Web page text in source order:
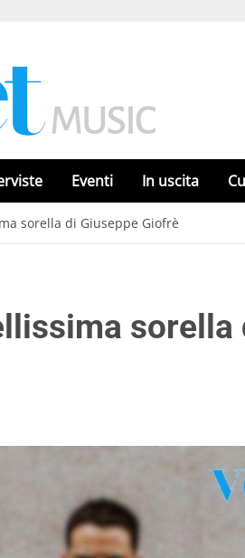
Eventi In uscita
sorella di Giuseppe Giofrè
sorella